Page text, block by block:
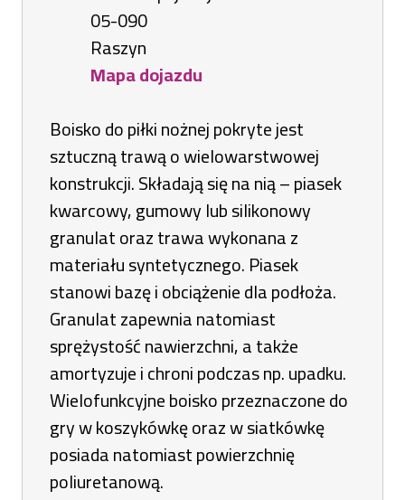
05-090
Raszyn
Mapa dojazdu
w
nowej
karcie
Boisko do piłki nożnej pokryte jest
sztuczną trawą o wielowarstwowej
konstrukcji. Składają się na nią – piasek
kwarcowy, gumowy lub silikonowy
granulat oraz trawa wykonana z
materiału syntetycznego. Piasek
stanowi bazę i obciążenie dla podłoża.
Granulat zapewnia natomiast
sprężystość nawierzchni, a także
amortyzuje i chroni podczas np. upadku.
Wielofunkcyjne boisko przeznaczone do
gry w koszykówkę oraz w siatkówkę
posiada natomiast powierzchnię
poliuretanową.